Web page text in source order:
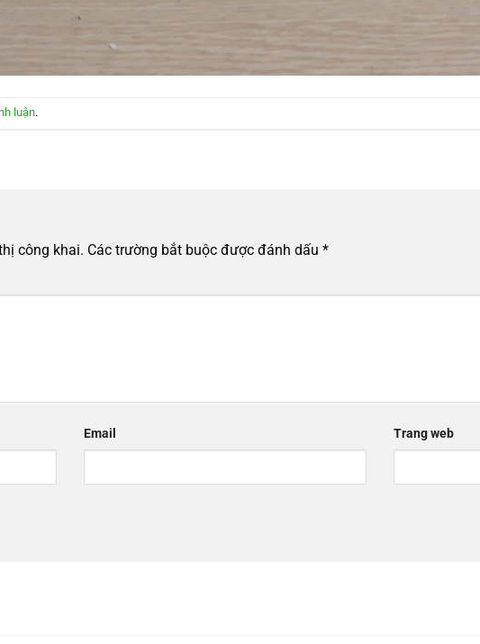
luận.
công khai. Các trường bắt buộc được đánh dấu *
Email Trang web